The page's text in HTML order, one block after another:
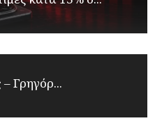
Γρηγόρ...